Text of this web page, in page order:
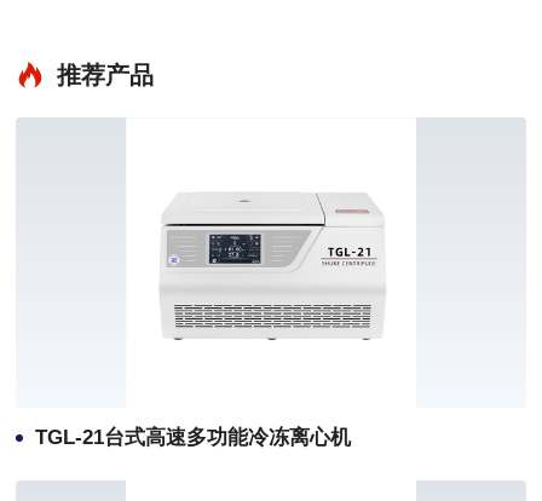
推荐产品
TGL-21台式高速多功能冷冻离心机